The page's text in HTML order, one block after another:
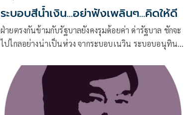
ระบอบสีน้ำเงิน...อย่าฟังเพลินๆ...คิดให้ดี
ฝ่ายตรงกันข้ามกับรัฐบาลยังคงรุมด้อยค่า ด่ารัฐบาล ชักจะ
ไปไกลอย่างน่าเป็นห่วง จากระบอบเนวิน ระบอบอนุทิน